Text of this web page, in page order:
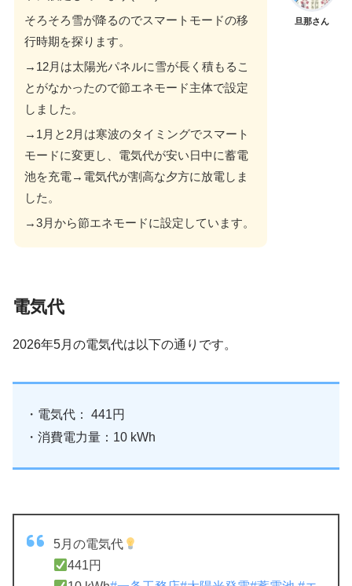
旦那さん
そろそろ雪が降るのでスマートモードの移
行時期を探ります。
→12月は太陽光パネルに雪が長く積もるこ
とがなかったので節エネモード主体で設定
しました。
→1月と2月は寒波のタイミングでスマート
モードに変更し、電気代が安い日中に蓄電
池を充電→電気代が割高な夕方に放電しま
した。
→3月から節エネモードに設定しています。
電気代
2026年5月の電気代は以下の通りです。
・電気代： 441円
・消費電力量：10 kWh
5月の電気代
441円